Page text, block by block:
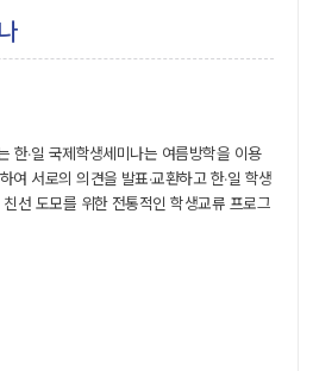
한‧일 국제학생세미나는 여름방학을 이용
여 서로의 의견을 발표‧교환하고 한‧일 학생
선 도모를 위한 전통적인 학생교류 프로그